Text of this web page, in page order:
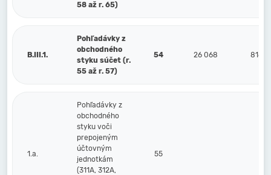
58 až r. 65)
B.III.1.
Pohľadávky z
obchodného
styku súčet (r.
55 až r. 57)
54 26 068 816
1.a.
Pohľadávky z
obchodného
styku voči
prepojeným
účtovným
jednotkám
(311A, 312A,
55